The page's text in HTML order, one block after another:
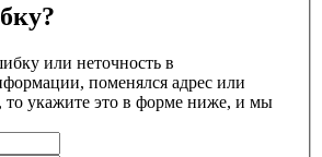
или неточность в
поменялся адрес или
то укажите это в форме ниже, и мы